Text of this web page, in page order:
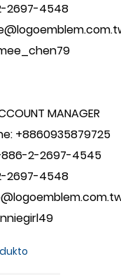
2697-4548
MANAGER
+8860935879725
2-2697-4545
2697-4548